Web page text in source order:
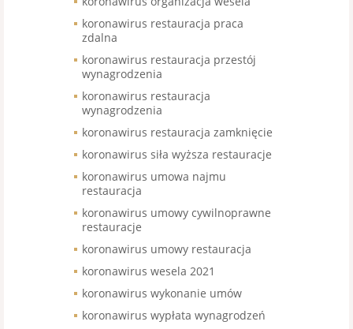
koronawirus restauracja praca
zdalna
koronawirus restauracja przestój
wynagrodzenia
koronawirus restauracja
wynagrodzenia
koronawirus restauracja zamknięcie
koronawirus siła wyższa restauracje
koronawirus umowa najmu
restauracja
koronawirus umowy cywilnoprawne
restauracje
koronawirus umowy restauracja
koronawirus wesela 2021
koronawirus wykonanie umów
koronawirus wypłata wynagrodzeń